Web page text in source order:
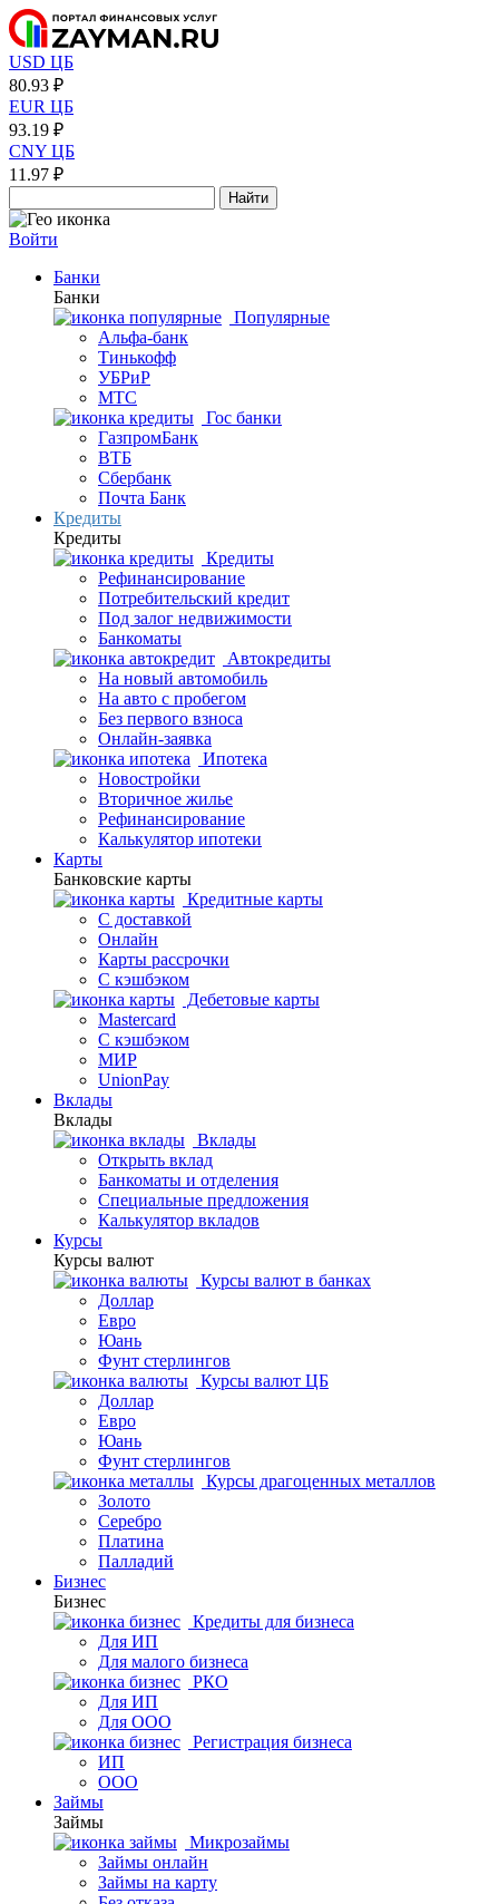
USD ЦБ
80.93 ₽
EUR ЦБ
93.19 ₽
CNY ЦБ
11.97 ₽
Найти
Войти
Банки
Банки
Популярные
Альфа-банк
Тинькофф
УБРиР
МТС
Гос банки
ГазпромБанк
ВТБ
Сбербанк
Почта Банк
Кредиты
Кредиты
Кредиты
Рефинансирование
Потребительский кредит
Под залог недвижимости
Банкоматы
Автокредиты
На новый автомобиль
На авто с пробегом
Без первого взноса
Онлайн-заявка
Ипотека
Новостройки
Вторичное жилье
Рефинансирование
Калькулятор ипотеки
Карты
Банковские карты
Кредитные карты
С доставкой
Онлайн
Карты рассрочки
С кэшбэком
Дебетовые карты
Mastercard
С кэшбэком
МИР
UnionPay
Вклады
Вклады
Вклады
Открыть вклад
Банкоматы и отделения
Специальные предложения
Калькулятор вкладов
Курсы
Курсы валют
Курсы валют в банках
Доллар
Евро
Юань
Фунт стерлингов
Курсы валют ЦБ
Доллар
Евро
Юань
Фунт стерлингов
Курсы драгоценных металлов
Золото
Серебро
Платина
Палладий
Бизнес
Бизнес
Кредиты для бизнеса
Для ИП
Для малого бизнеса
РКО
Для ИП
Для ООО
Регистрация бизнеса
ИП
ООО
Займы
Займы
Микрозаймы
Займы онлайн
Займы на карту